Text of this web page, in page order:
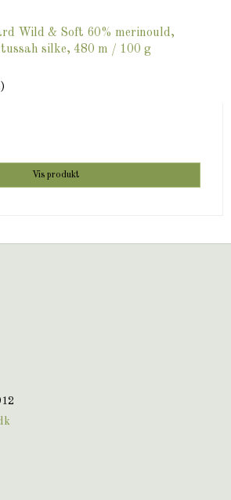
Wild & Soft 60% merinould,
silke, 480 m / 100 g
Vis produkt